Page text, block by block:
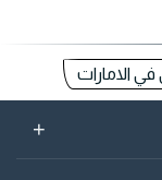
في الامارات
+